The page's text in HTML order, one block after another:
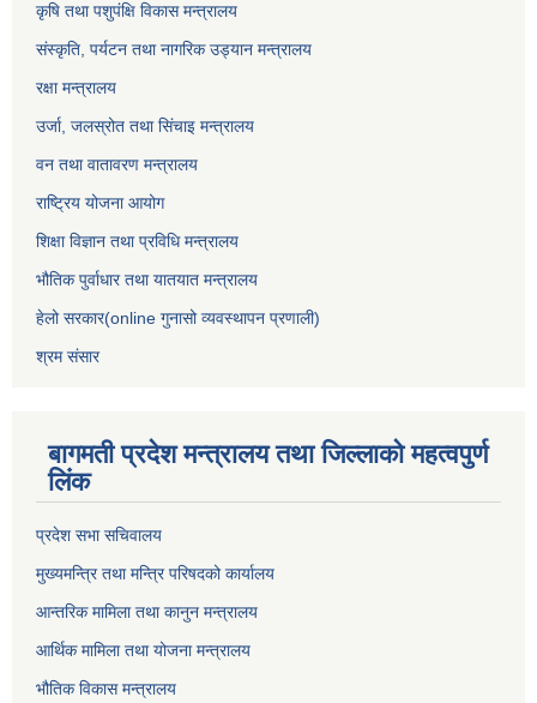
कृषि तथा पशुपंक्षि विकास मन्त्रालय
संस्कृति, पर्यटन तथा नागरिक उड्‍यान मन्त्रालय
रक्षा मन्त्रालय
उर्जा, जलस्रोत तथा सिंचाइ मन्त्रालय
वन तथा वातावरण मन्त्रालय
राष्ट्रिय योजना आयोग
शिक्षा विज्ञान तथा प्रविधि मन्त्रालय
भौतिक पुर्वाधार तथा यातयात मन्त्रालय
हेलो सरकार(online गुनासो व्यवस्थापन प्रणाली)
श्रम संसार
बागमती प्रदेश मन्त्रालय तथा जिल्लाको महत्वपुर्ण
लिंक
प्रदेश सभा सचिवालय
मुख्यमन्त्रि तथा मन्त्रि परिषदको कार्यालय
आन्तरिक मामिला तथा कानुन मन्त्रालय
आर्थिक मामिला तथा योजना मन्त्रालय
भौतिक विकास मन्त्रालय